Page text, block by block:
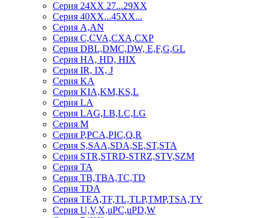
Серия 24ХХ 27...29ХХ
Серия 40ХХ...45ХХ...
Серия A,AN
Серия C,CVA,CXA,CXP
Серия DBL,DMC,DW, E,F,G,GL
Серия HA, HD, HIX
Серия IR, IX, J
Серия KA
Серия KIA,KM,KS,L
Серия LA
Серия LAG,LB,LC,LG
Серия M
Серия P,PCA,PIC,Q,R
Серия S,SAA,SDA,SE,ST,STA
Серия STR,STRD-STRZ,STV,SZM
Серия TA
Серия TB,TBA,TC,TD
Серия TDA
Серия TEA,TF,TL,TLP,TMP,TSA,TY
Серия U,V,X,uPC,uPD,W